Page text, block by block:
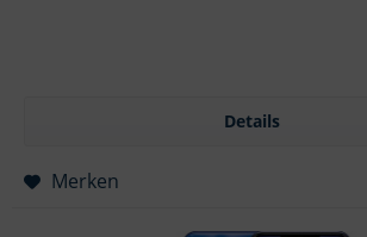
Details
Merken